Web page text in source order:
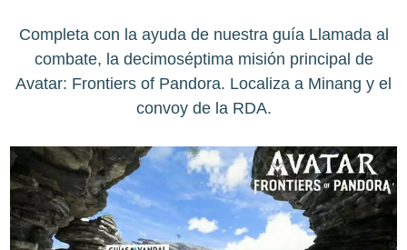
Completa con la ayuda de nuestra guía Llamada al
combate, la decimoséptima misión principal de
Avatar: Frontiers of Pandora. Localiza a Minang y el
convoy de la RDA.